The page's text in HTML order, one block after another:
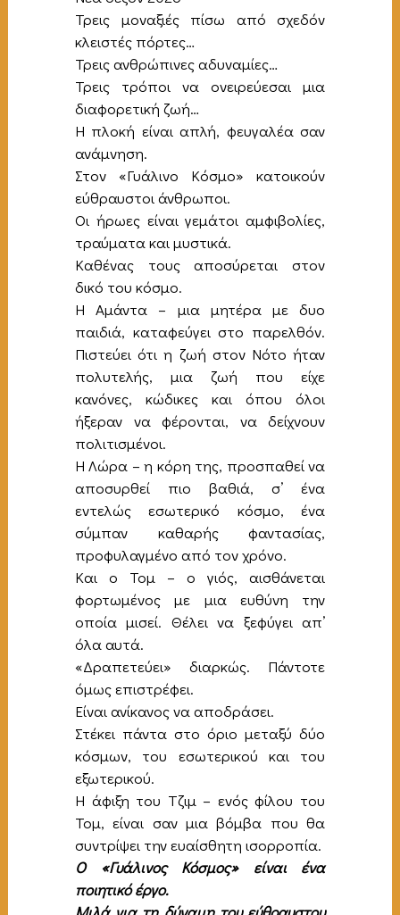
Τρεις μοναξιές πίσω από σχεδόν
κλειστές πόρτες…
Τρεις ανθρώπινες αδυναμίες…
Τρεις τρόποι να ονειρεύεσαι μια
διαφορετική ζωή…
Η πλοκή είναι απλή, φευγαλέα σαν
ανάμνηση.
Στον «Γυάλινο Κόσμο» κατοικούν
εύθραυστοι άνθρωποι.
Οι ήρωες είναι γεμάτοι αμφιβολίες,
τραύματα και μυστικά.
Καθένας τους αποσύρεται στον
δικό του κόσμο.
Η Αμάντα – μια μητέρα με δυο
παιδιά, καταφεύγει στο παρελθόν.
Πιστεύει ότι η ζωή στον Νότο ήταν
πολυτελής, μια ζωή που είχε
κανόνες, κώδικες και όπου όλοι
ήξεραν να φέρονται, να δείχνουν
πολιτισμένοι.
Η Λώρα – η κόρη της, προσπαθεί να
αποσυρθεί πιο βαθιά, σ’ ένα
εντελώς εσωτερικό κόσμο, ένα
σύμπαν καθαρής φαντασίας,
προφυλαγμένο από τον χρόνο.
Και ο Τομ – ο γιός, αισθάνεται
φορτωμένος με μια ευθύνη την
οποία μισεί. Θέλει να ξεφύγει απ’
όλα αυτά.
«Δραπετεύει» διαρκώς. Πάντοτε
όμως επιστρέφει.
Είναι ανίκανος να αποδράσει.
Στέκει πάντα στο όριο μεταξύ δύο
κόσμων, του εσωτερικού και του
εξωτερικού.
Η άφιξη του Τζιμ – ενός φίλου του
Τομ, είναι σαν μια βόμβα που θα
συντρίψει την ευαίσθητη ισορροπία.
Ο «Γυάλινος Κόσμος» είναι ένα
ποιητικό έργο.